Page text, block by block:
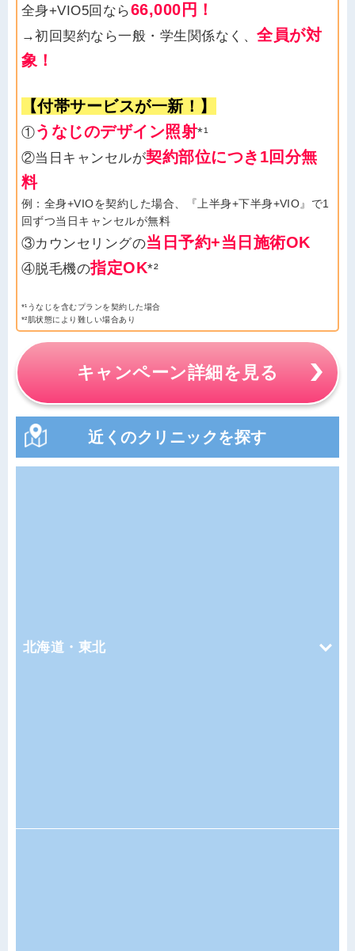
全身+VIO5回なら66,000円！
→初回契約なら一般・学生関係なく、全員が対
象！
【付帯サービスが一新！】
①うなじのデザイン照射*¹
②当日キャンセルが契約部位につき1回分無
料
例：全身+VIOを契約した場合、『上半身+下半身+VIO』で1
回ずつ当日キャンセルが無料
③カウンセリングの当日予約+当日施術OK
④脱毛機の指定OK*²
*¹うなじを含むプランを契約した場合
*²肌状態により難しい場合あり
キャンペーン詳細を見る
近くのクリニックを探す
北海道・東北